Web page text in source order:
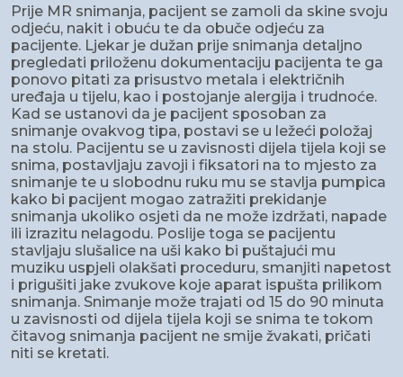
Prije MR snimanja, pacijent se zamoli da skine svoju
odjeću, nakit i obuću te da obuče odjeću za
pacijente. Ljekar je dužan prije snimanja detaljno
pregledati priloženu dokumentaciju pacijenta te ga
ponovo pitati za prisustvo metala i električnih
uređaja u tijelu, kao i postojanje alergija i trudnoće.
Kad se ustanovi da je pacijent sposoban za
snimanje ovakvog tipa, postavi se u ležeći položaj
na stolu. Pacijentu se u zavisnosti dijela tijela koji se
snima, postavljaju zavoji i fiksatori na to mjesto za
snimanje te u slobodnu ruku mu se stavlja pumpica
kako bi pacijent mogao zatražiti prekidanje
snimanja ukoliko osjeti da ne može izdržati, napade
ili izrazitu nelagodu. Poslije toga se pacijentu
stavljaju slušalice na uši kako bi puštajući mu
muziku uspjeli olakšati proceduru, smanjiti napetost
i prigušiti jake zvukove koje aparat ispušta prilikom
snimanja. Snimanje može trajati od 15 do 90 minuta
u zavisnosti od dijela tijela koji se snima te tokom
čitavog snimanja pacijent ne smije žvakati, pričati
niti se kretati.